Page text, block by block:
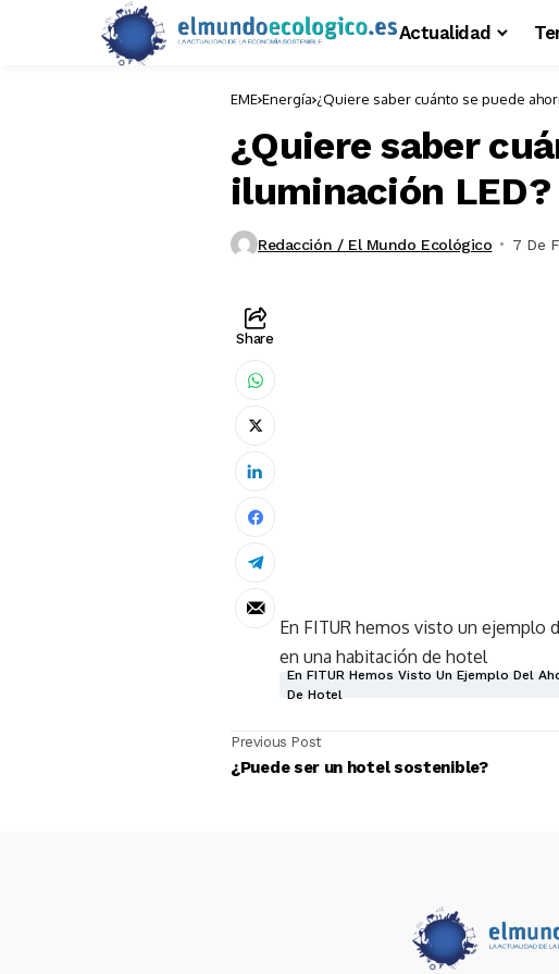
Actualidad
EME Energía ¿Quiere saber cuánto se puede
¿Quiere saber
iluminación LED?
Redacción / El Mundo Ecológico 7 De
Share
En FITUR hemos visto un ejemplo
en una habitación de hotel
En FITUR Hemos Visto Un Ejemplo Del
De Hotel
Previous Post
¿Puede ser un hotel sostenible?